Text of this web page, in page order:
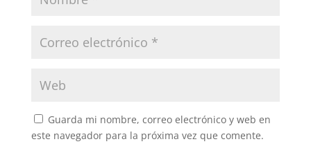
Guarda mi nombre, correo electrónico y web en
este navegador para la próxima vez que comente.